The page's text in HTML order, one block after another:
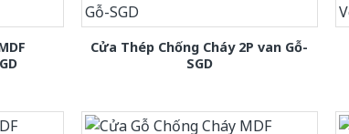
Cửa Thép Chống Cháy 2P van Gỗ-
SGD